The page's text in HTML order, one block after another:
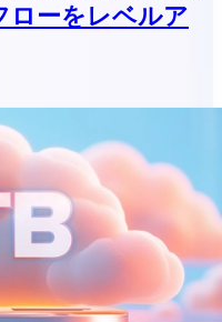
ローをレベルア